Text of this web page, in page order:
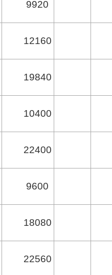
9920
12160
19840
10400
22400
9600
18080
22560